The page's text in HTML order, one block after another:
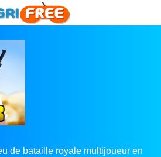
de bataille royale multijoueur en